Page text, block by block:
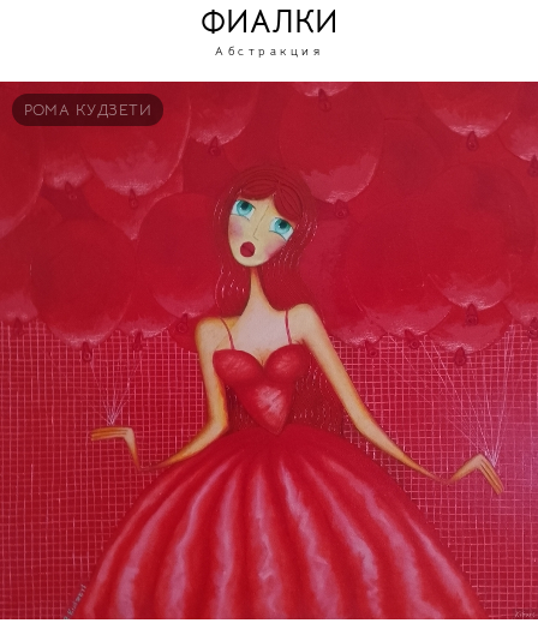
ФИАЛКИ
Абстракция
РОМА КУДЗЕТИ